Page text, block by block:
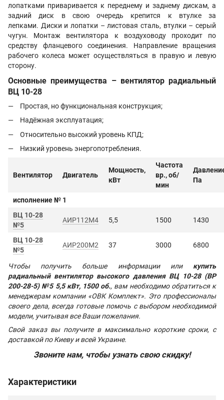
лопатками приваривается к переднему и заднему дискам, а
задний диск в свою очередь крепится к втулке за
лепками. Диски и лопатки – листовая сталь, втулки – серый
чугун. Монтаж вентилятора к воздуховоду проходит по
средству фланцевого соединения. Направление вращения
рабочего колеса может осуществляться в правую и левую
сторону.
Основные преимущества – вентилятор радиальный
ВЦ 10-28
Простая, но функциональная конструкция;
Надёжная эксплуатация;
Относительно высокий уровень КПД;
Низкий уровень энергопотребления.
Вентилятор Двигатель
Мощность,
кВт
Частота
вр., об/
мин
Па
исполнение № 1
ВЦ 10-28
№5
АИР112М4 5,5 1500 1430
ВЦ 10-28
№5
АИР200М2 37 3000 6800
Чтобы получить больше информации или купить
радиальный вентилятор высокого давления ВЦ 10-28 (ВР
200-28-5) №5 5,5 кВт, 1500 об., вам необходимо обратиться к
менеджерам компании «ОВК Комплект». Это профессионалы
своего дела, всегда готовые помочь с выбором необходимой
модели, учитывая все Ваши пожелания.
Свой заказ вы получите в максимально короткие сроки, с
доставкой по Киеву и всей Украине.
Звоните нам, чтобы узнать свою скидку!
Характеристики